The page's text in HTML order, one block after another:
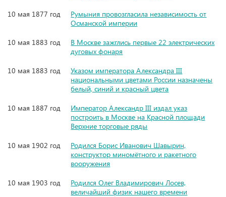
10 мая 1877 год
Румыния провозгласила независимость от
Османской империи
10 мая 1883 год
В Москве зажглись первые 22 электрических
дуговых фонаря
10 мая 1883 год
Указом императора Александра III
национальными цветами России назначены
белый, синий и красный цвета
10 мая 1887 год
Император Александр III издал указ
построить в Москве на Красной площади
Верхние торговые ряды
10 мая 1902 год
Родился Борис Иванович Шавырин,
конструктор миномётного и ракетного
вооружения
10 мая 1903 год
Родился Олег Владимирович Лосев,
величайший физик нашего времени